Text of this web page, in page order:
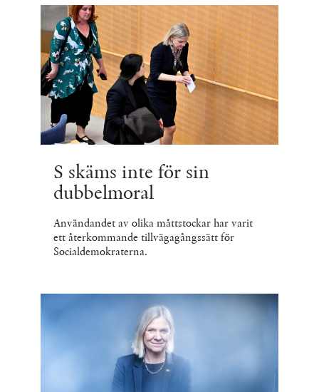
S skäms inte för sin
dubbelmoral
Användandet av olika måttstockar har varit
ett återkommande tillvägagångssätt för
Socialdemokraterna.